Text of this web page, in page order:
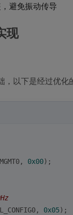
避免振动传导
现
，以下是经过优化
0x00);
0x05);